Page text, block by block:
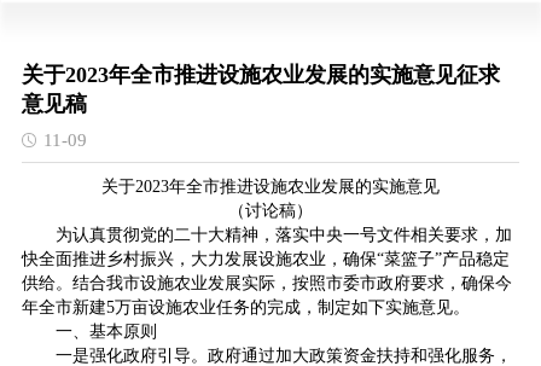
关于2023年全市推进设施农业发展的实施意见征求
意见稿
11-09
关于2023年全市推进设施农业发展的实施意见
（讨论稿）
为认真贯彻党的二十大精神，落实中央一号文件相关要求，加
快全面推进乡村振兴，大力发展设施农业，确保“菜篮子”产品稳定
供给。结合我市设施农业发展实际，按照市委市政府要求，确保今
年全市新建5万亩设施农业任务的完成，制定如下实施意见。
一、基本原则
一是强化政府引导。政府通过加大政策资金扶持和强化服务，